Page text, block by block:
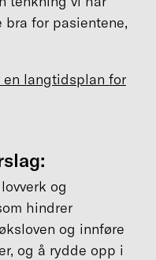
for pasientene,
en langtidsplan for
og
hindrer
og innføre
og å rydde opp i